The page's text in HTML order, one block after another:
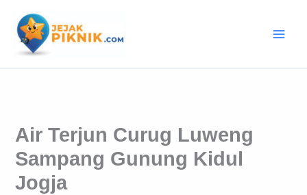
konten
Air Terjun Curug Luweng
Sampang Gunung Kidul
Jogja